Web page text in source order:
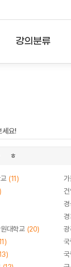
강의분류
세요!
ㅎ
(11)
대학교 (20)